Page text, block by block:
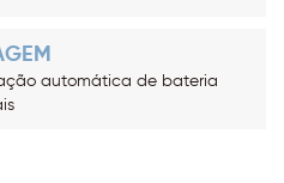
automática de bateria